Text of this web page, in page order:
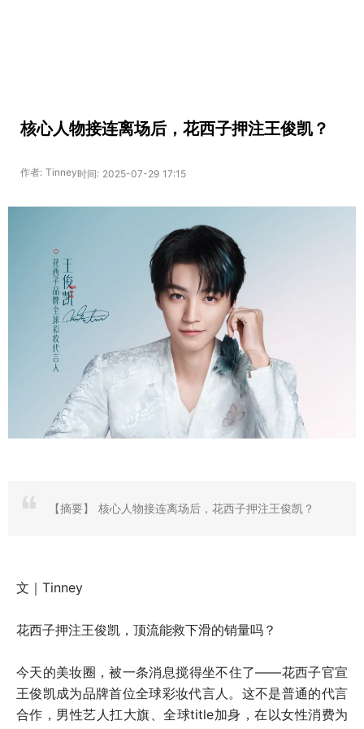
核心人物接连离场后，花西子押注王俊凯？
作者: Tinney时间: 2025-07-29 17:15
【摘要】 核心人物接连离场后，花西子押注王俊凯？
文｜Tinney
花西子押注王俊凯，顶流能救下滑的销量吗？
今天的美妆圈，被一条消息搅得坐不住了——花西子官宣
王俊凯成为品牌首位全球彩妆代言人。这不是普通的代言
合作，男性艺人扛大旗、全球title加身，在以女性消费为